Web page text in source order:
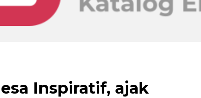
Inspiratif, ajak